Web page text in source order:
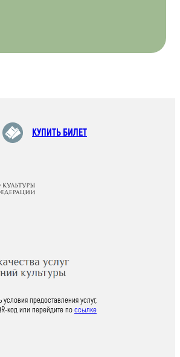
КУПИТЬ БИЛЕТ
условия предоставления услуг,
код или перейдите поссылке